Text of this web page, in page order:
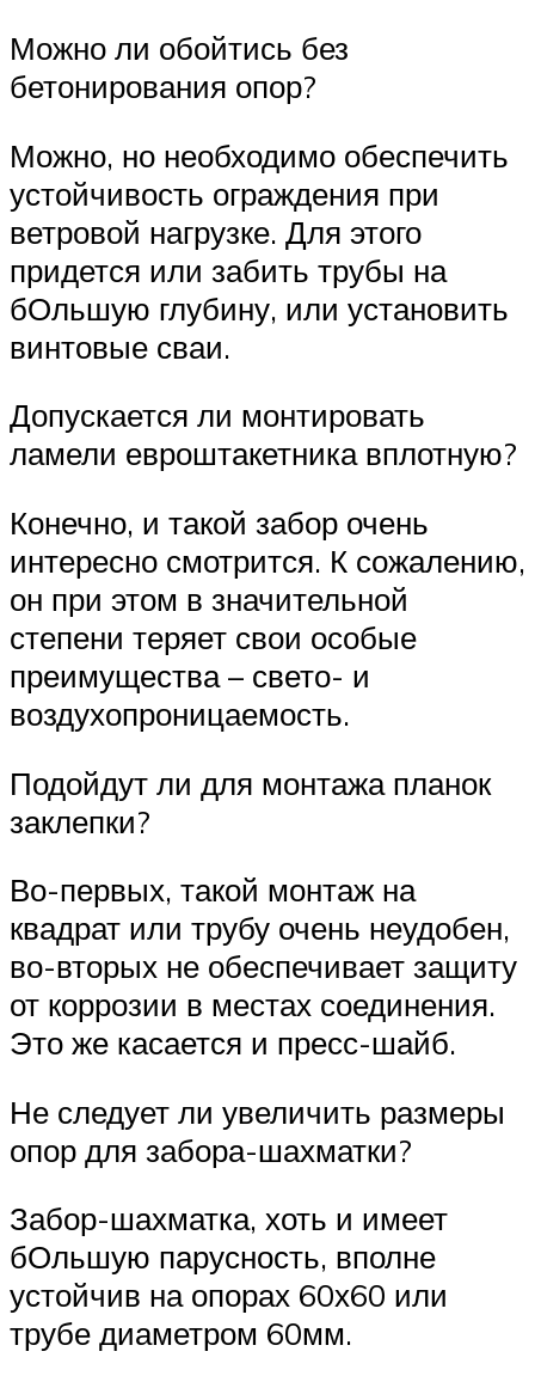
Можно ли обойтись без
бетонирования опор?
Можно, но необходимо обеспечить
устойчивость ограждения при
ветровой нагрузке. Для этого
придется или забить трубы на
бОльшую глубину, или установить
винтовые сваи.
Допускается ли монтировать
ламели евроштакетника вплотную?
Конечно, и такой забор очень
интересно смотрится. К сожалению,
он при этом в значительной
степени теряет свои особые
преимущества – свето- и
воздухопроницаемость.
Подойдут ли для монтажа планок
заклепки?
Во-первых, такой монтаж на
квадрат или трубу очень неудобен,
во-вторых не обеспечивает защиту
от коррозии в местах соединения.
Это же касается и пресс-шайб.
Не следует ли увеличить размеры
опор для забора-шахматки?
Забор-шахматка, хоть и имеет
бОльшую парусность, вполне
устойчив на опорах 60х60 или
трубе диаметром 60мм.